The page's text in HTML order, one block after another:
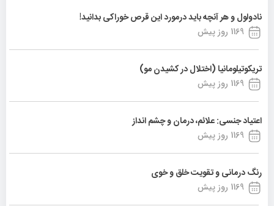
نادولول و هر آنچه باید درمورد این قرص خوراکی بدانید!
1169 روز پیش
تریکوتیلومانیا (اختلال در کشیدن مو)
1169 روز پیش
اعتیاد جنسی: علائم، درمان و چشم انداز
1169 روز پیش
رنگ درمانی و تقویت خلق و خوی
1169 روز پیش